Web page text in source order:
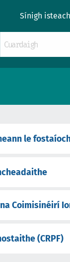
Sínigh
le
Coimisinéirí
(CRPF)